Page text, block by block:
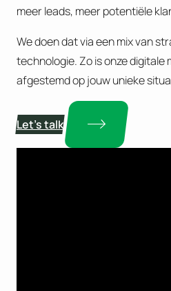
meer leads, meer potentiële
We doen dat via een mix van
technologie. Zo is onze digitale
afgestemd op jouw unieke
Let’s talk